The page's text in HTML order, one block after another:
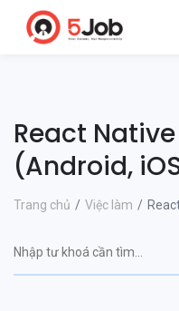
React
(Android,
Trang chủ Việc làm